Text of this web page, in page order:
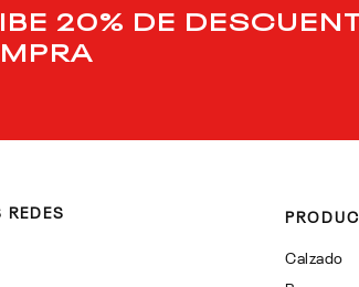
20% DE
REDES
Calzado